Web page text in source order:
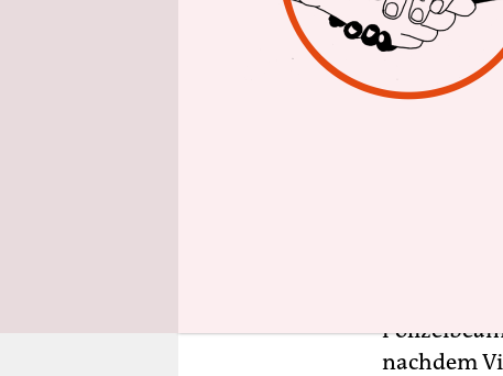
Ihr war
widersetzt
Forst mit
Mittwoch
Ende
vor
nachdem